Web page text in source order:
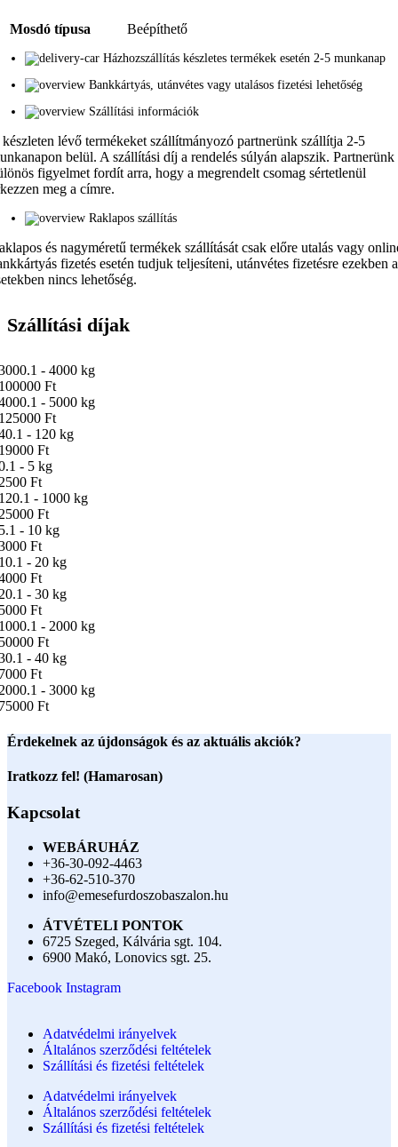
Mosdó típusa Beépíthető
Házhozszállítás készletes termékek esetén 2-5 munkanap
Bankkártyás, utánvétes vagy utalásos fizetési lehetőség
Szállítási információk
lévő termékeket szállítmányozó partnerünk szállítja 2-5
belül. A szállítási díj a rendelés súlyán alapszik. Partnerünk
figyelmet fordít arra, hogy a megrendelt csomag sértetlenül
meg a címre.
Raklapos szállítás
és nagyméretű termékek szállítását csak előre utalás vagy
fizetés esetén tudjuk teljesíteni, utánvétes fizetésre ezekben
nincs lehetőség.
Szállítási díjak
- 4000 kg
Ft
- 5000 kg
Ft
- 120 kg
Ft
- 5 kg
Ft
- 1000 kg
Ft
- 10 kg
Ft
- 20 kg
Ft
- 30 kg
Ft
- 2000 kg
Ft
- 40 kg
Ft
- 3000 kg
Ft
Érdekelnek az újdonságok és az aktuális akciók?
Iratkozz fel! (Hamarosan)
Kapcsolat
WEBÁRUHÁZ
+36-30-092-4463
+36-62-510-370
info@emesefurdoszobaszalon.hu
ÁTVÉTELI PONTOK
6725 Szeged, Kálvária sgt. 104.​
6900 Makó, Lonovics sgt. 25.
Facebook Instagram
Adatvédelmi irányelvek
Általános szerződési feltételek
Szállítási és fizetési feltételek
Adatvédelmi irányelvek
Általános szerződési feltételek
Szállítási és fizetési feltételek